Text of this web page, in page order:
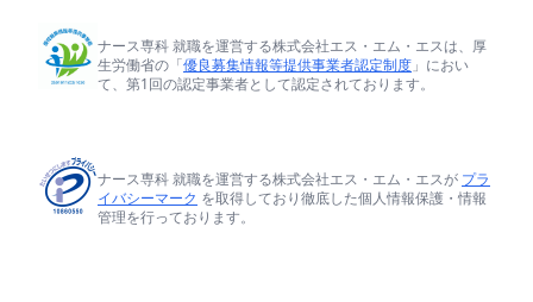
ナース専科 就職を運営する株式会社エス・エム・エスは、厚
生労働省の「優良募集情報等提供事業者認定制度 」におい
て、第1回の認定事業者として認定されております。
ナース専科 就職を運営する株式会社エス・エム・エスが プラ
イバシーマーク を取得しており徹底した個人情報保護・情報
管理を行っております。